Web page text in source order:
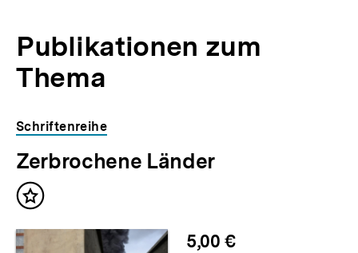
Publikationen zum
Thema
Schriftenreihe
Zerbrochene Länder
Inhalt
5,00 €